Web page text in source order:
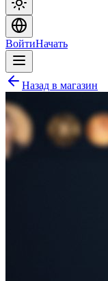
ВойтиНачать
Назад в магазин